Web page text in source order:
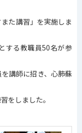
た講習」を実施しま
する教職員50名が参
講師に招き、心肺蘇
をしました。